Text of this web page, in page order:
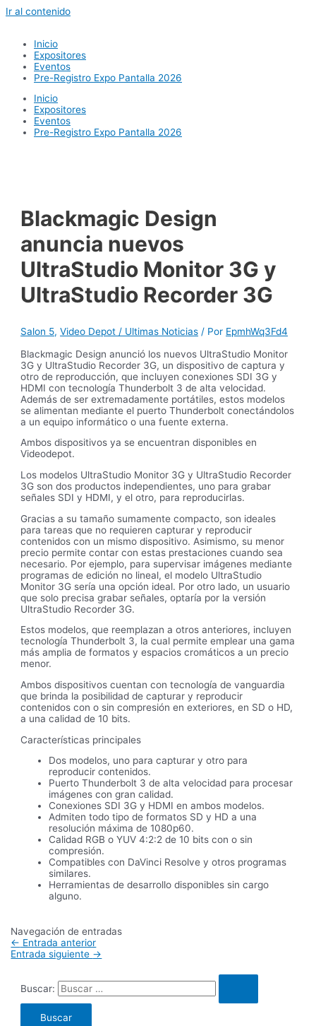
Ir al contenido
Inicio
Expositores
Eventos
Pre-Registro Expo Pantalla 2026
Inicio
Expositores
Eventos
Pre-Registro Expo Pantalla 2026
Blackmagic Design
anuncia nuevos
UltraStudio Monitor 3G y
UltraStudio Recorder 3G
Salon 5,Video Depot / Ultimas Noticias / Por EpmhWq3Fd4
Blackmagic Design anunció los nuevos UltraStudio Monitor
3G y UltraStudio Recorder 3G, un dispositivo de captura y
otro de reproducción, que incluyen conexiones SDI 3G y
HDMI con tecnología Thunderbolt 3 de alta velocidad.
Además de ser extremadamente portátiles, estos modelos
se alimentan mediante el puerto Thunderbolt conectándolos
a un equipo informático o una fuente externa.
Ambos dispositivos ya se encuentran disponibles en
Videodepot.
Los modelos UltraStudio Monitor 3G y UltraStudio Recorder
3G son dos productos independientes, uno para grabar
señales SDI y HDMI, y el otro, para reproducirlas.
Gracias a su tamaño sumamente compacto, son ideales
para tareas que no requieren capturar y reproducir
contenidos con un mismo dispositivo. Asimismo, su menor
precio permite contar con estas prestaciones cuando sea
necesario. Por ejemplo, para supervisar imágenes mediante
programas de edición no lineal, el modelo UltraStudio
Monitor 3G sería una opción ideal. Por otro lado, un usuario
que solo precisa grabar señales, optaría por la versión
UltraStudio Recorder 3G.
Estos modelos, que reemplazan a otros anteriores, incluyen
tecnología Thunderbolt 3, la cual permite emplear una gama
más amplia de formatos y espacios cromáticos a un precio
menor.
Ambos dispositivos cuentan con tecnología de vanguardia
que brinda la posibilidad de capturar y reproducir
contenidos con o sin compresión en exteriores, en SD o HD,
a una calidad de 10 bits.
Características principales
Dos modelos, uno para capturar y otro para
reproducir contenidos.
Puerto Thunderbolt 3 de alta velocidad para procesar
imágenes con gran calidad.
Conexiones SDI 3G y HDMI en ambos modelos.
Admiten todo tipo de formatos SD y HD a una
resolución máxima de 1080p60.
Calidad RGB o YUV 4:2:2 de 10 bits con o sin
compresión.
Compatibles con DaVinci Resolve y otros programas
similares.
Herramientas de desarrollo disponibles sin cargo
alguno.
Navegación de entradas
← Entrada anterior
Entrada siguiente →
Buscar: